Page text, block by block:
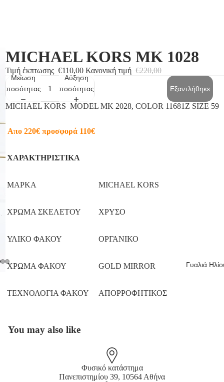
Γυαλιά
MICHAEL KORS MK 1028
Τιμή έκπτωσης €110,00 Κανονική τιμή €220,00
Μείωση
ποσότητας
Αύξηση
ποσότητας
Εξαντλήθηκε
MICHAEL KORS MODEL MK 2028, COLOR 11681Z SIZE 59
Απο 220€ προσφορά 110€
ΧΑΡΑΚΤΗΡΙΣΤΙΚΑ
ΜΑΡΚΑ MICHAEL KORS
ΧΡΩΜΑ ΣΚΕΛΕΤΟΥ ΧΡΥΣΟ
ΥΛΙΚΟ ΦΑΚΟΥ ΟΡΓΑΝΙΚΟ
ΧΡΩΜΑ ΦΑΚΟΥ GOLD MIRROR
ΤΕΧΝΟΛΟΓΙΑ ΦΑΚΟΥ ΑΠΟΡΡΟΦΗΤΙΚΟΣ
You may also like
Φυσικό κατάστημα
Πανεπιστημίου 39, 10564 Αθήνα